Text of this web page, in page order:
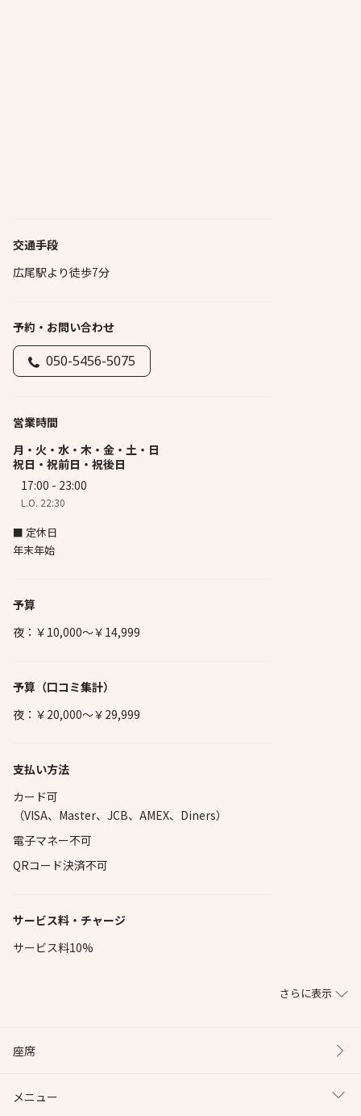
交通手段
広尾駅より徒歩7分
予約・お問い合わせ
050-5456-5075
営業時間
月・火・水・木・金・土・日
祝日・祝前日・祝後日
17:00 - 23:00
L.O. 22:30
■ 定休日
年末年始
予算
夜：￥10,000～￥14,999
予算 （口コミ集計）
夜：￥20,000～￥29,999
支払い方法
カード可
（VISA、Master、JCB、AMEX、Diners）
電子マネー不可
QRコード決済不可
サービス料・チャージ
サービス料10%
さらに表示
座席
メニュー